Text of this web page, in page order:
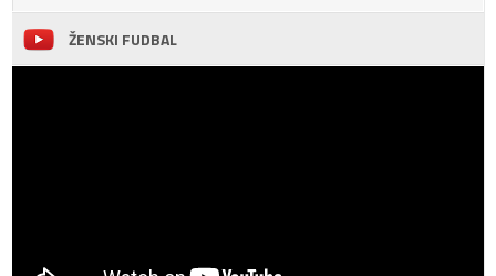
ŽENSKI FUDBAL